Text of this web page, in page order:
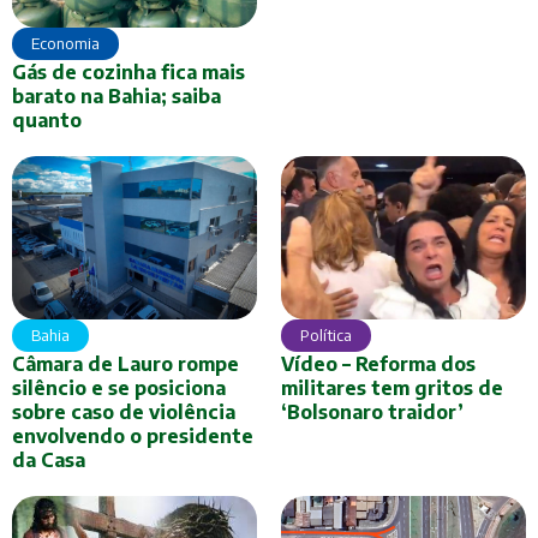
Economia
Gás de cozinha fica mais
barato na Bahia; saiba
quanto
Bahia
Câmara de Lauro rompe
silêncio e se posiciona
sobre caso de violência
envolvendo o presidente
da Casa
Política
Vídeo – Reforma dos
militares tem gritos de
‘Bolsonaro traidor’